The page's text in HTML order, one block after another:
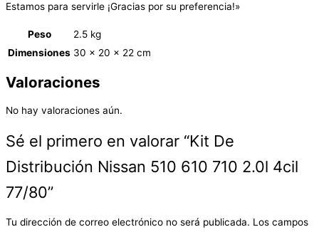
Estamos para servirle ¡Gracias por su preferencia!»
Peso
2.5 kg
Dimensiones 30 × 20 × 22 cm
Valoraciones
No hay valoraciones aún.
Sé el primero en valorar “Kit De
Distribución Nissan 510 610 710 2.0l 4cil
77/80”
Tu dirección de correo electrónico no será publicada. Los campos